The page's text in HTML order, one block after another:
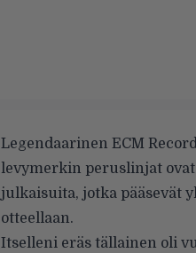
Legendaarinen ECM
levymerkin peruslinjat
julkaisuita, jotka pääsevät
otteellaan.
Itselleni eräs tällainen oli